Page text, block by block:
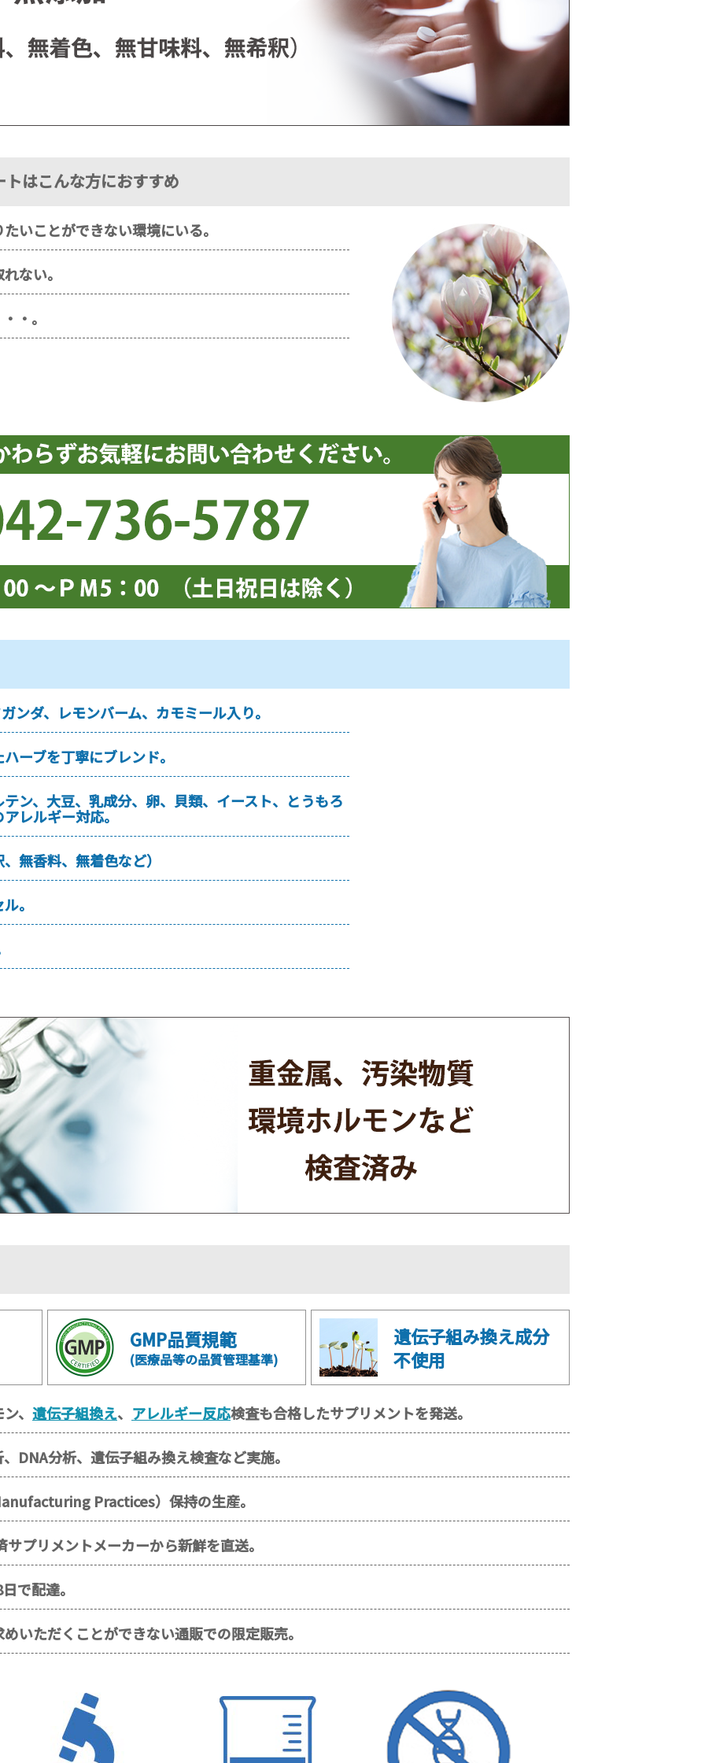
はこんな方におすすめ
いことができない環境にいる。
ない。
・。
ンダ、レモンバーム、カモミール入り。
ーブを丁寧にブレンド。
ン、大豆、乳成分、卵、貝類、イースト、とうもろ
レルギー対応。
無香料、無着色など）
。
GMP品質規範
(医療品等の品質管理基準)
遺伝子組み換え成分
不使用
、 遺伝子組換え、 アレルギー反応検査も合格したサプリメントを発送。
DNA分析、遺伝子組み換え検査など実施。
Practices）保持の生産。
プリメントメーカーから新鮮を直送。
で配達。
いただくことができない通販での限定販売。